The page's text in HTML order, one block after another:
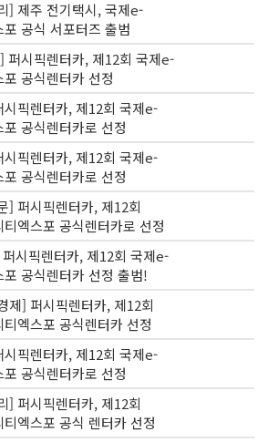
] 제주 전기택시, 국제e-
공식 서포터즈 출범
퍼시픽렌터카, 제12회 국제e-
공식렌터카 선정
픽렌터카, 제12회 국제e-
공식렌터카로 선정
픽렌터카, 제12회 국제e-
공식렌터카로 선정
] 퍼시픽렌터카, 제12회
엑스포 공식렌터카로 선정
시픽렌터카, 제12회 국제e-
공식렌터카 선정 출범!
제] 퍼시픽렌터카, 제12회
엑스포 공식렌터카 선정
픽렌터카, 제12회 국제e-
공식렌터카로 선정
] 퍼시픽렌터카, 제12회
엑스포 공식 렌터카 선정